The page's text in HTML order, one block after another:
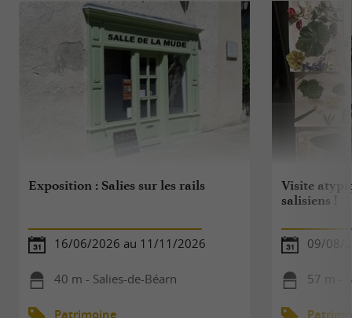
Exposition : Salies sur les rails
16/06/2026 au 11/11/2026
40 m - Salies-de-Béarn
Patrimoine
Visite
salisiens !
09/08/
57 m -